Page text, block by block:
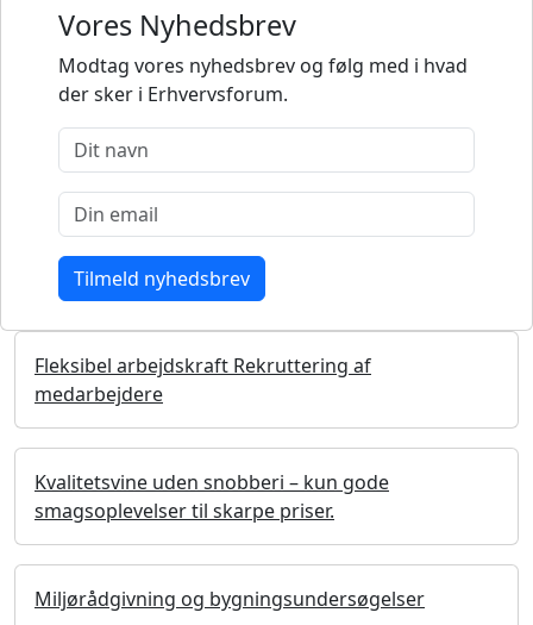
Vores Nyhedsbrev
Modtag vores nyhedsbrev og følg med i hvad
der sker i Erhvervsforum.
Fleksibel arbejdskraft Rekruttering af
medarbejdere
Kvalitetsvine uden snobberi – kun gode
smagsoplevelser til skarpe priser.
Miljørådgivning og bygningsundersøgelser